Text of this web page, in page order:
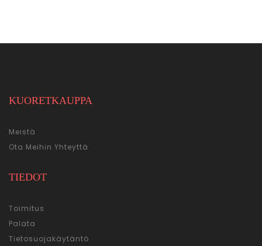
KUORETKAUPPA
Meistä
Ota Meihin Yhteyttä
TIEDOT
Toimitus
Palata
Tietosuojakäytäntö